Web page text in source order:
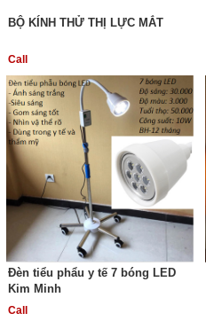
BỘ KÍNH THỬ THỊ LỰC MẮT
Call
Đèn tiểu phẩu y tế 7 bóng LED
Kim Minh
Call